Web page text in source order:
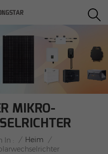
MIKRO-
In : / Heim
/